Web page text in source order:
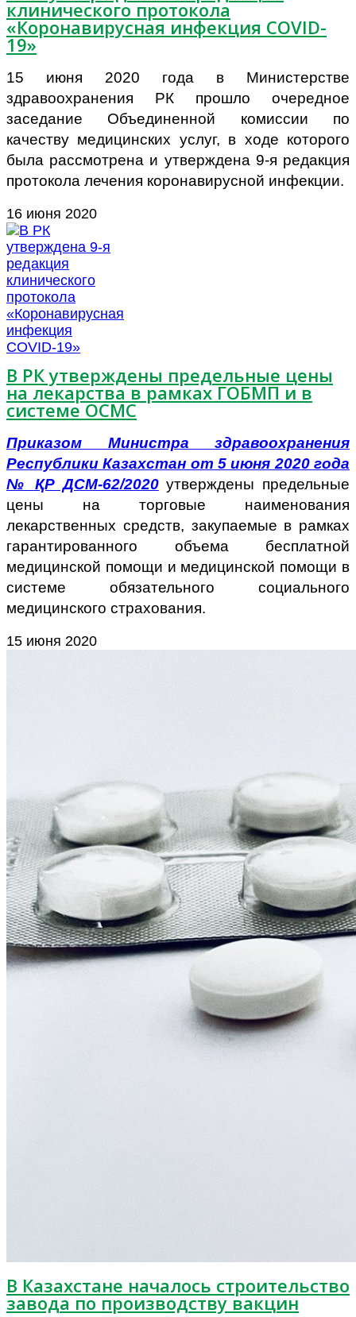
клинического протокола
«Коронавирусная инфекция COVID-
19»
15 июня 2020 года в Министерстве
здравоохранения РК прошло очередное
заседание Объединенной комиссии по
качеству медицинских услуг, в ходе которого
была рассмотрена и утверждена 9-я редакция
протокола лечения коронавирусной инфекции.
16 июня 2020
В РК утверждены предельные цены
на лекарства в рамках ГОБМП и в
системе ОСМС
Приказом Министра здравоохранения
Республики Казахстан от 5 июня 2020 года
№ ҚР ДСМ-62/2020утверждены предельные
цены на торговые наименования
лекарственных средств, закупаемые в рамках
гарантированного объема бесплатной
медицинской помощи и медицинской помощи в
системе обязательного социального
медицинского страхования.
15 июня 2020
В Казахстане началось строительство
завода по производству вакцин